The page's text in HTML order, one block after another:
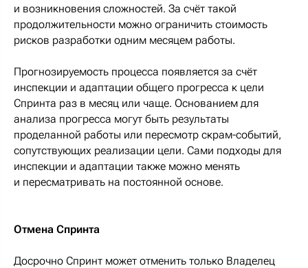
и возникновения сложностей. За счёт такой
продолжительности можно ограничить стоимость
рисков разработки одним месяцем работы.
Прогнозируемость процесса появляется за счёт
инспекции и адаптации общего прогресса к цели
Спринта раз в месяц или чаще. Основанием для
анализа прогресса могут быть результаты
проделанной работы или пересмотр скрам-событий,
сопутствующих реализации цели. Сами подходы для
инспекции и адаптации также можно менять
и пересматривать на постоянной основе.
Отмена Спринта
Досрочно Спринт может отменить только Владелец